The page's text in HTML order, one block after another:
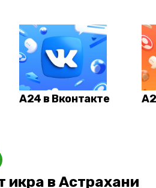
А24 в Вконтакте
икра в Астрахани